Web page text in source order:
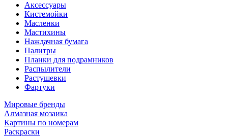
Аксессуары
Кистемойки
Масленки
Мастихины
Наждачная бумага
Палитры
Планки для подрамников
Распылители
Растушевки
Фартуки
Мировые бренды
Алмазная мозаика
Картины по номерам
Раскраски